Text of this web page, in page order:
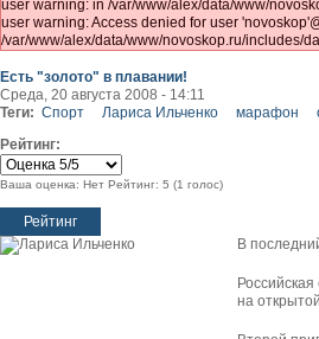
user warning: in /var/www/alex/data/www/
user warning: Access denied for user
/var/www/alex/data/www/novoskop.ru/includes/
Есть "золото" в плавании!
Среда, 20 августа 2008 - 14:11
Теги: Спорт Лариса Ильченко марафон
Рейтинг:
Ваша оценка: Нет Рейтинг: 5 (1 голос)
В
на